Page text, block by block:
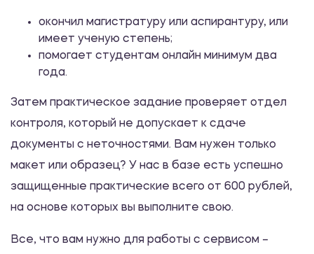
Практикум
исследования
1200.00 ₽
Компетентностный подход в
управлении персоналом
1200.00 ₽
окончил магистратуру или аспирантуру, или
имеет ученую степень;
помогает студентам онлайн минимум два
года.
Затем практическое задание проверяет отдел
контроля, который не допускает к сдаче
документы с неточностями. Вам нужен только
макет или образец? У нас в базе есть успешно
защищенные практические всего от 600 рублей,
на основе которых вы выполните свою.
Все, что вам нужно для работы с сервисом –